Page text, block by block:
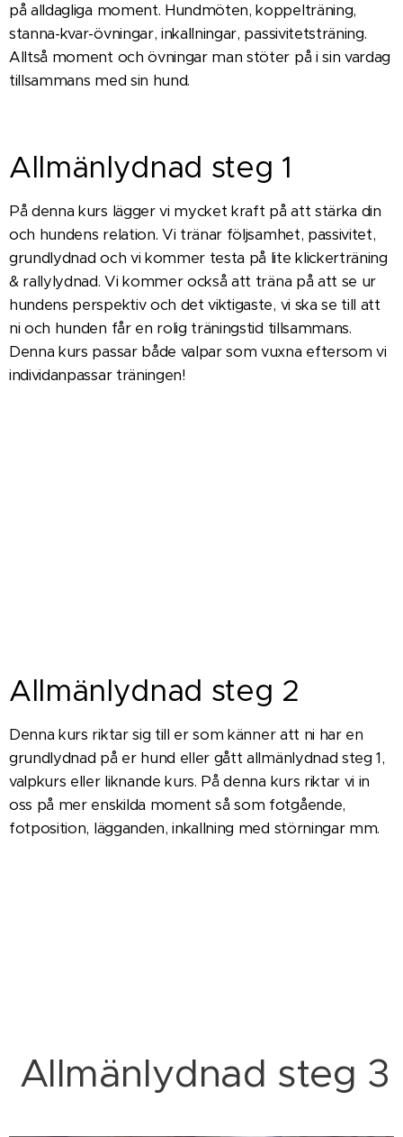
på alldagliga moment. Hundmöten, koppelträning,
stanna-kvar-övningar, inkallningar, passivitetsträning.
Alltså moment och övningar man stöter på i sin vardag
tillsammans med sin hund.
Allmänlydnad steg 1
På denna kurs lägger vi mycket kraft på att stärka din
och hundens relation. Vi tränar följsamhet, passivitet,
grundlydnad och vi kommer testa på lite klickerträning
& rallylydnad. Vi kommer också att träna på att se ur
hundens perspektiv och det viktigaste, vi ska se till att
ni och hunden får en rolig träningstid tillsammans.
Denna kurs passar både valpar som vuxna eftersom vi
individanpassar träningen!
Allmänlydnad steg 2
Denna kurs riktar sig till er som känner att ni har en
grundlydnad på er hund eller gått allmänlydnad steg 1,
valpkurs eller liknande kurs. På denna kurs riktar vi in
oss på mer enskilda moment så som fotgående,
fotposition, lägganden, inkallning med störningar mm.
Allmänlydnad steg 3